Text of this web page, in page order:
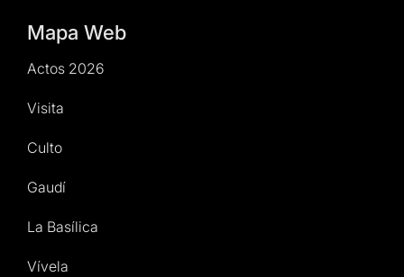
Mapa Web
Actos 2026
Visita
Culto
Gaudí
La Basílica
Vívela